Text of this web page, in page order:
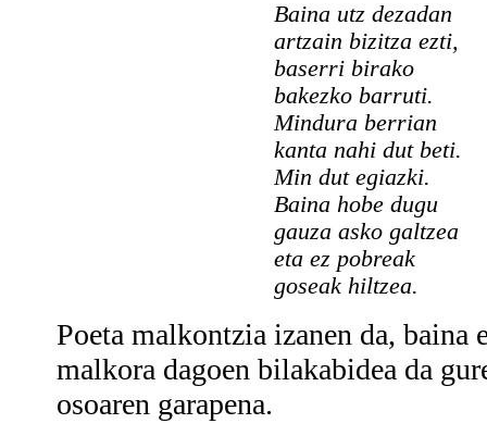
Baina utz dezadan
artzain bizitza ezti,
baserri birako
bakezko barruti.
Mindura berrian
kanta nahi dut beti.
Min dut egiazki.
Baina hobe dugu
gauza asko galtzea
eta ez pobreak
goseak hiltzea.
Poeta malkontzia izanen da, baina
malkora dagoen bilakabidea da
osoaren garapena.